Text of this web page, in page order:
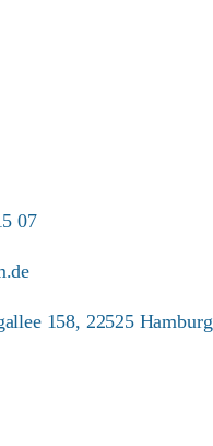
07
158, 22525 Hamburg